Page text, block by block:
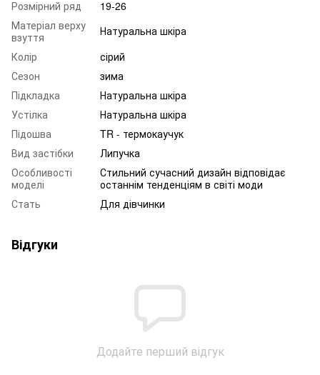
Розмірний ряд
19-26
Матеріал верху
взуття
Натуральна шкіра
Колір
сірий
Сезон
зима
Підкладка
Натуральна шкіра
Устілка
Натуральна шкіра
Підошва
TR - термокаучук
Вид застібки
Липучка
Особливості
моделі
Стильний сучасний дизайн відповідає
останнім тенденціям в світі моди
Стать
Для дівчинки
Відгуки
Додайте перший відгук